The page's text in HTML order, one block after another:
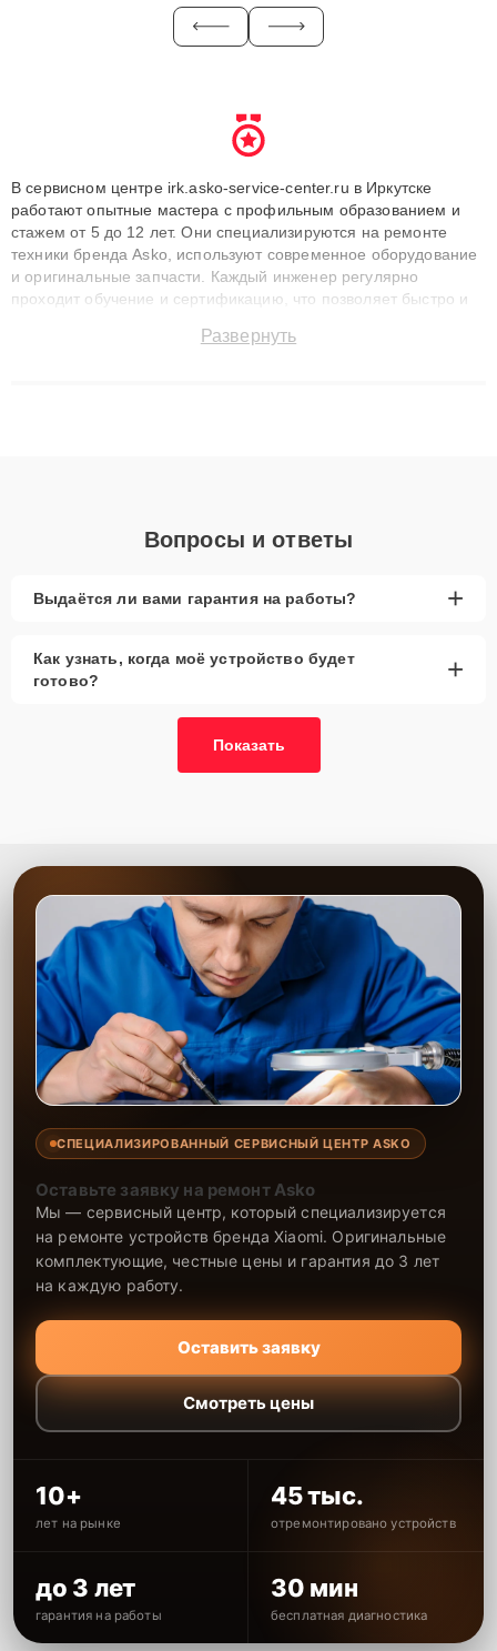
В сервисном центре irk.asko-service-center.ru в Иркутске
работают опытные мастера с профильным образованием и
стажем от 5 до 12 лет. Они специализируются на ремонте
техники бренда Asko, используют современное оборудование
и оригинальные запчасти. Каждый инженер регулярно
проходит обучение и сертификацию, что позволяет быстро и
сохранением гарантии до 3 лет. Наши мастера решают
Развернуть
Вопросы и ответы
Выдаётся ли вами гарантия на работы? +
Как узнать, когда моё устройство будет
готово?
+
Показать
СПЕЦИАЛИЗИРОВАННЫЙ СЕРВИСНЫЙ ЦЕНТР ASKO
Оставьте заявку на ремонт Asko
Мы — сервисный центр, который специализируется
на ремонте устройств бренда Xiaomi. Оригинальные
комплектующие, честные цены и гарантия до 3 лет
на каждую работу.
Оставить заявку
Смотреть цены
10+
лет на рынке
45 тыс.
отремонтировано устройств
до 3 лет
гарантия на работы
30 мин
бесплатная диагностика